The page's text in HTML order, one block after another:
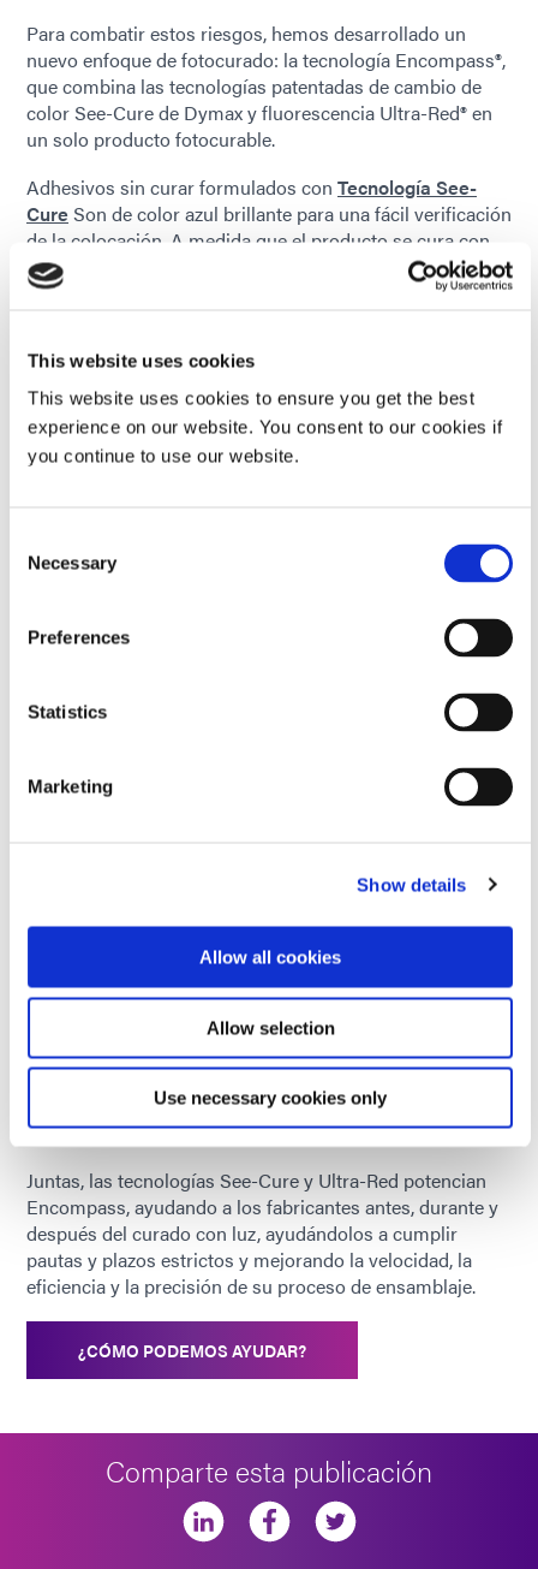
This website uses cookies
This website uses cookies to ensure you get the best
experience on our website. You consent to our cookies if
you continue to use our website.
Selection
Necessary
Preferences
Statistics
Marketing
Show details
Allow all cookies
Allow selection
Use necessary cookies only
Para combatir estos riesgos, hemos desarrollado un
nuevo enfoque de fotocurado: la tecnología Encompass®,
que combina las tecnologías patentadas de cambio de
color See-Cure de Dymax y fluorescencia Ultra-Red® en
un solo producto fotocurable.
Adhesivos sin curar formulados con Tecnología See-
CureSon de color azul brillante para una fácil verificación
de la colocación. A medida que el producto se cura con
suficiente exposición a la luz ultravioleta, su color azul
pasa a ser incoloro o a un color diferente, como el rosa, y
seguro. Como resultado, los fabricantes ganan eficiencia
con un curado rápido y a pedido con una fácil
confirmación del curado e inspección de la línea de unión
posterior al curado.
Productos con
Fluorescen de color
naturalmente emiten fluorescencia azul (como el PVC).
Esto permite a los fabricantes incorporar una inspección
de calidad automatizada o manual para verificar la
colocación completa y precisa del adhesivo después del
curado.
Actualmente, hay varios adhesivos disponibles con
tecnología Encompass paraDispositivo médico
Fabricación. Dymax R&D está trabajando en
formulaciones adicionales para su uso en aplicaciones
electrónicas, aeroespaciales e industriales.
Juntas, las tecnologías See-Cure y Ultra-Red potencian
Encompass, ayudando a los fabricantes antes, durante y
después del curado con luz, ayudándolos a cumplir
pautas y plazos estrictos y mejorando la velocidad, la
eficiencia y la precisión de su proceso de ensamblaje.
¿CÓMO PODEMOS AYUDAR?
Comparte esta publicación